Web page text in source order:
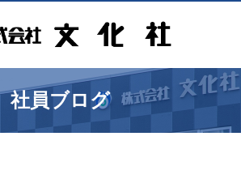
社員ブログ